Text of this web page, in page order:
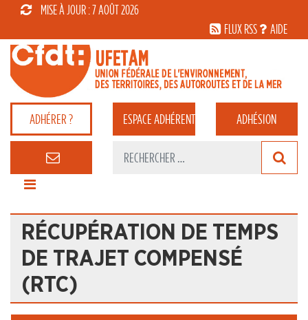
MISE À JOUR : 7 AOÛT 2026
FLUX RSS
AIDE
ADHÉRER ? ESPACEADHÉRENT ADHÉSION
RÉCUPÉRATION DE TEMPS
DE TRAJET COMPENSÉ
(RTC)